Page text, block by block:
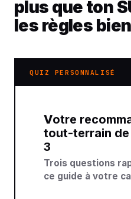
plus que ton
les règles bien
QUIZ PERSONNALISÉ
Votre recommandation sur
tout-terrain
3
Trois questions
ce guide à votre